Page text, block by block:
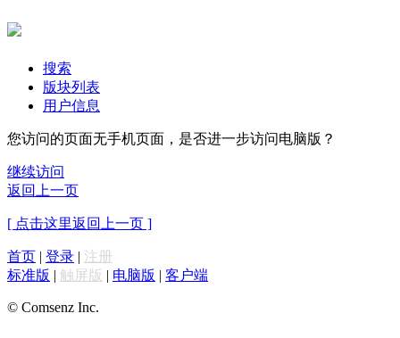
搜索
版块列表
用户信息
您访问的页面无手机页面，是否进一步访问电脑版？
继续访问
返回上一页
[ 点击这里返回上一页 ]
首页 | 登录 | 注册
标准版 | 触屏版 | 电脑版 | 客户端
© Comsenz Inc.